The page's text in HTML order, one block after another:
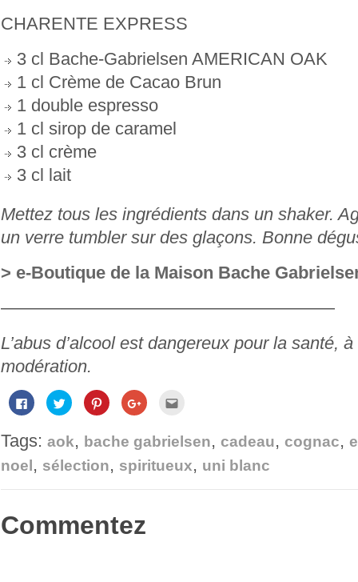
CHARENTE EXPRESS
3 cl Bache-Gabrielsen AMERICAN OAK
1 cl Crème de Cacao Brun
1 double espresso
1 cl sirop de caramel
3 cl crème
3 cl lait
Mettez tous les ingrédients dans un shaker.
un verre tumbler sur des glaçons. Bonne
> e-Boutique de la Maison Bache
———————————————————
L’abus d’alcool est dangereux pour la santé,
modération.
Cliquez
pour
partager
Facebook(ouvre
dans
une
nouvelle
fenêtre)
Cliquez
pour
partager
Twitter(ouvre
dans
nouvelle
Cliquez
pour
partager
Pinterest(ouvre
dans
nouvelle
fenêtre)
Cliquez
pour
Google+
(ouvre
dans
une
fenêtre)
e-
mail
un
ami(ouvre
dans
Tags: aok, bache gabrielsen, cadeau, cognac,
noel , sélection, spiritueux, uni blanc
Commentez